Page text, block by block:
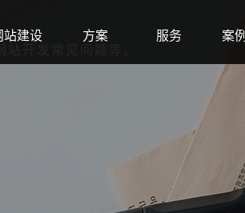
站建设
方案
服务
案例
开发常见问题等。